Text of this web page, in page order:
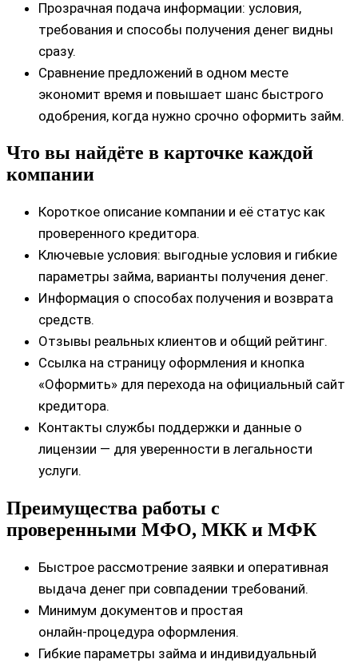
Прозрачная подача информации: условия,
требования и способы получения денег видны
сразу.
Сравнение предложений в одном месте
экономит время и повышает шанс быстрого
одобрения, когда нужно срочно оформить займ.
Что вы найдёте в карточке каждой
компании
Короткое описание компании и её статус как
проверенного кредитора.
Ключевые условия: выгодные условия и гибкие
параметры займа, варианты получения денег.
Информация о способах получения и возврата
средств.
Отзывы реальных клиентов и общий рейтинг.
Ссылка на страницу оформления и кнопка
«Оформить» для перехода на официальный сайт
кредитора.
Контакты службы поддержки и данные о
лицензии — для уверенности в легальности
услуги.
Преимущества работы с
проверенными МФО, МКК и МФК
Быстрое рассмотрение заявки и оперативная
выдача денег при совпадении требований.
Минимум документов и простая
онлайн‑процедура оформления.
Гибкие параметры займа и индивидуальный